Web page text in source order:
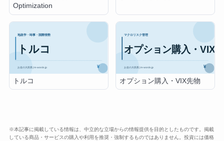
Optimization
トルコ オプション購入・VIX先物
※本記事に掲載している情報は、中立的な立場からの情報提供を目的としたものです。掲載
している商品・サービスの購入や利用を推奨・強制するものではありません。投資には価格